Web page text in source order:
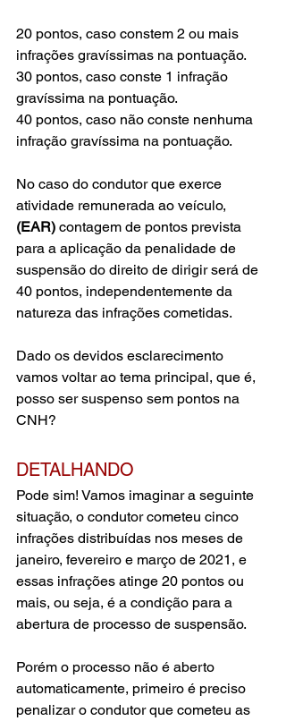
20 pontos, caso constem 2 ou mais
infrações gravíssimas na pontuação.
30 pontos, caso conste 1 infração
gravíssima na pontuação.
40 pontos, caso não conste nenhuma
infração gravíssima na pontuação.
No caso do condutor que exerce
atividade remunerada ao veículo,
(EAR) contagem de pontos prevista
para a aplicação da penalidade de
suspensão do direito de dirigir será de
40 pontos, independentemente da
natureza das infrações cometidas.
Dado os devidos esclarecimento
vamos voltar ao tema principal, que é,
posso ser suspenso sem pontos na
CNH?
DETALHANDO
Pode sim! Vamos imaginar a seguinte
situação, o condutor cometeu cinco
infrações distribuídas nos meses de
janeiro, fevereiro e março de 2021, e
essas infrações atinge 20 pontos ou
mais, ou seja, é a condição para a
abertura de processo de suspensão.
Porém o processo não é aberto
automaticamente, primeiro é preciso
penalizar o condutor que cometeu as